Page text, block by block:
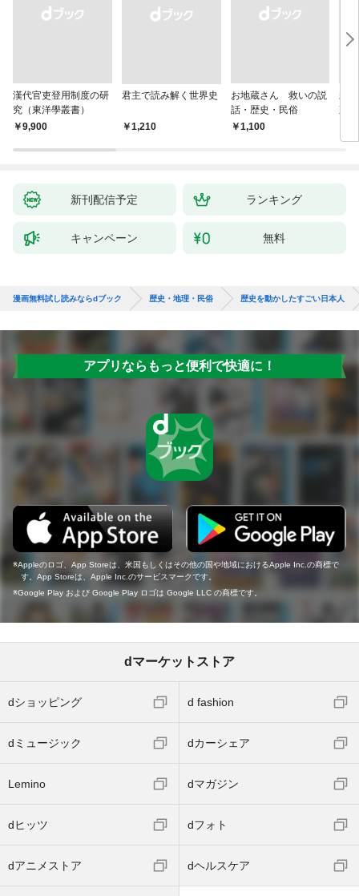
漢代官吏登用制度の研
究（東洋學叢書）
￥9,900
君主で読み解く世界史
￥1,210
お地蔵さん 救いの説
話・歴史・民俗
￥1,100
親
直
新刊配信予定 ランキング
キャンペーン 無料
漫画無料試し読みならdブック 歴史・地理・民俗 歴史を動かしたすごい日本人
アプリならもっと便利で快適に！
Appleのロゴ、App Storeは、米国もしくはその他の国や地域におけるApple Inc.の商標で
す。App Storeは、Apple Inc.のサービスマークです。
Google Play および Google Play ロゴは Google LLC の商標です。
dマーケットストア
dショッピング d fashion
dミュージック dカーシェア
Lemino dマガジン
dヒッツ dフォト
dアニメストア dヘルスケア